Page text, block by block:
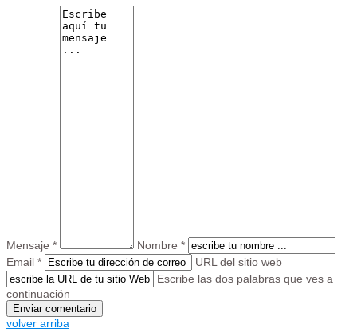
Mensaje *
Nombre *
Email *
URL del sitio web
Escribe las dos palabras que ves a
continuación
volver arriba